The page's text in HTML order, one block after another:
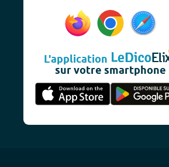
L'application
sur votre smartphone